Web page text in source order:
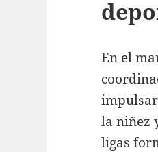
En el
la niñez
ligas